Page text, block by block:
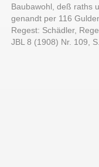
Baubawohl, deß raths
genandt per 116
Regest: Schädler,
JBL 8 (1908) Nr. 109,